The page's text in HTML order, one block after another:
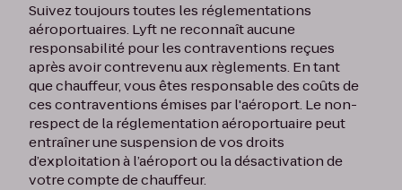
Suivez toujours toutes les réglementations
aéroportuaires. Lyft ne reconnaît aucune
responsabilité pour les contraventions reçues
après avoir contrevenu aux règlements. En tant
que chauffeur, vous êtes responsable des coûts de
ces contraventions émises par l'aéroport. Le non-
respect de la réglementation aéroportuaire peut
entraîner une suspension de vos droits
d’exploitation à l’aéroport ou la désactivation de
votre compte de chauffeur.